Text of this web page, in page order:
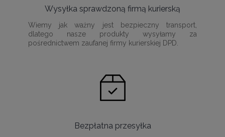
Wysyłka sprawdzoną firmą kurierską
Wiemy jak ważny jest bezpieczny transport,
dlatego nasze produkty wysyłamy za
pośrednictwem zaufanej firmy kurierskiej DPD.
Bezpłatna przesyłka